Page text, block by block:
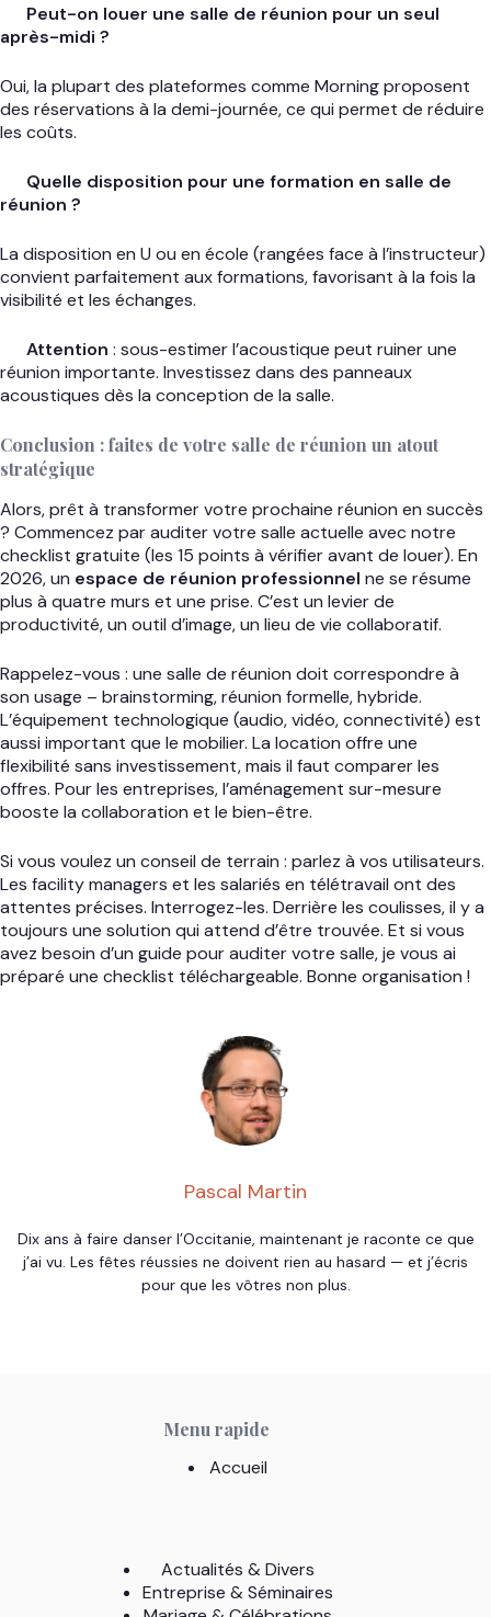
Peut-on louer une salle de réunion pour un seul
après-midi ?
Oui, la plupart des plateformes comme Morning proposent
des réservations à la demi-journée, ce qui permet de réduire
les coûts.
Quelle disposition pour une formation en salle de
réunion ?
La disposition en U ou en école (rangées face à l’instructeur)
convient parfaitement aux formations, favorisant à la fois la
visibilité et les échanges.
Attention : sous-estimer l’acoustique peut ruiner une
réunion importante. Investissez dans des panneaux
acoustiques dès la conception de la salle.
Conclusion : faites de votre salle de réunion un atout
stratégique
Alors, prêt à transformer votre prochaine réunion en succès
? Commencez par auditer votre salle actuelle avec notre
checklist gratuite (les 15 points à vérifier avant de louer). En
2026, un espace de réunion professionnel ne se résume
plus à quatre murs et une prise. C’est un levier de
productivité, un outil d’image, un lieu de vie collaboratif.
Rappelez-vous : une salle de réunion doit correspondre à
son usage – brainstorming, réunion formelle, hybride.
L’équipement technologique (audio, vidéo, connectivité) est
aussi important que le mobilier. La location offre une
flexibilité sans investissement, mais il faut comparer les
offres. Pour les entreprises, l’aménagement sur-mesure
booste la collaboration et le bien-être.
Si vous voulez un conseil de terrain : parlez à vos utilisateurs.
Les facility managers et les salariés en télétravail ont des
attentes précises. Interrogez-les. Derrière les coulisses, il y a
toujours une solution qui attend d’être trouvée. Et si vous
avez besoin d’un guide pour auditer votre salle, je vous ai
préparé une checklist téléchargeable. Bonne organisation !
Pascal Martin
Dix ans à faire danser l’Occitanie, maintenant je raconte ce que
j’ai vu. Les fêtes réussies ne doivent rien au hasard — et j’écris
pour que les vôtres non plus.
Menu rapide
Accueil
Actualités & Divers
Entreprise & Séminaires